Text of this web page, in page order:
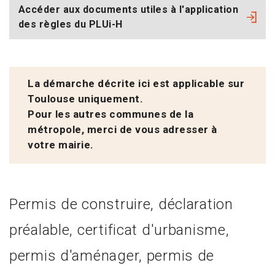
Accéder aux documents utiles à l'application
des règles du PLUi-H
La démarche décrite ici est applicable sur
Toulouse uniquement.
Pour les autres communes de la
métropole, merci de vous adresser à
votre mairie.
Permis de construire, déclaration
préalable, certificat d'urbanisme,
permis d'aménager, permis de